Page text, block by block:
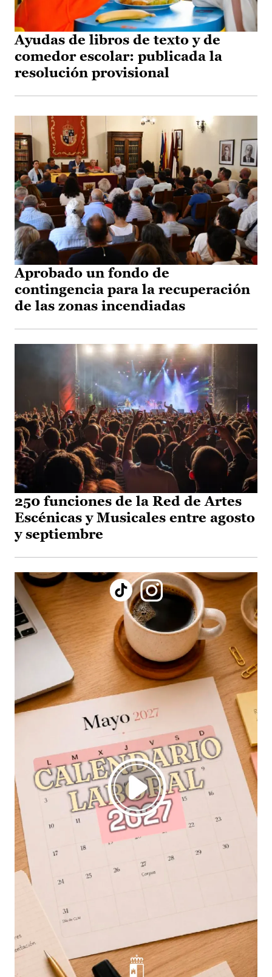
Ayudas de libros de texto y de
comedor escolar: publicada la
resolución provisional
Aprobado un fondo de
contingencia para la recuperación
de las zonas incendiadas
250 funciones de la Red de Artes
Escénicas y Musicales entre agosto
y septiembre